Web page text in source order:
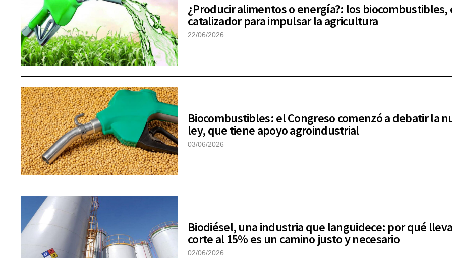
¿Producir alimentos o energía?: los biocombustibles,
catalizador para impulsar la agricultura
22/06/2026
Biocombustibles: el Congreso comenzó a debatir la
ley, que tiene apoyo agroindustrial
03/06/2026
Biodiésel, una industria que languidece: por qué
corte al 15% es un camino justo y necesario
02/06/2026